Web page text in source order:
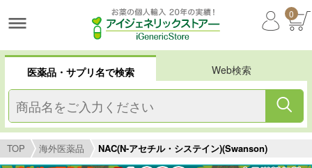
0
医薬品・サプリ名で検索 Web検索
TOP 海外医薬品 NAC(N-アセチル・システイン)(Swanson)